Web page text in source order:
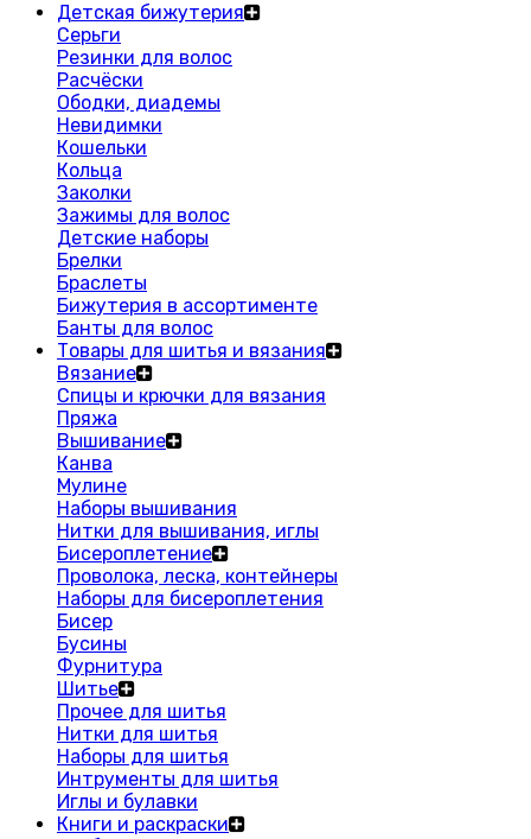
Детская бижутерия
Серьги
Резинки для волос
Расчёски
Ободки, диадемы
Невидимки
Кошельки
Кольца
Заколки
Зажимы для волос
Детские наборы
Брелки
Браслеты
Бижутерия в ассортименте
Банты для волос
Товары для шитья и вязания
Вязание
Спицы и крючки для вязания
Пряжа
Вышивание
Канва
Мулине
Наборы вышивания
Нитки для вышивания, иглы
Бисероплетение
Проволока, леска, контейнеры
Наборы для бисероплетения
Бисер
Бусины
Фурнитура
Шитье
Прочее для шитья
Нитки для шитья
Наборы для шитья
Интрументы для шитья
Иглы и булавки
Книги и раскраски